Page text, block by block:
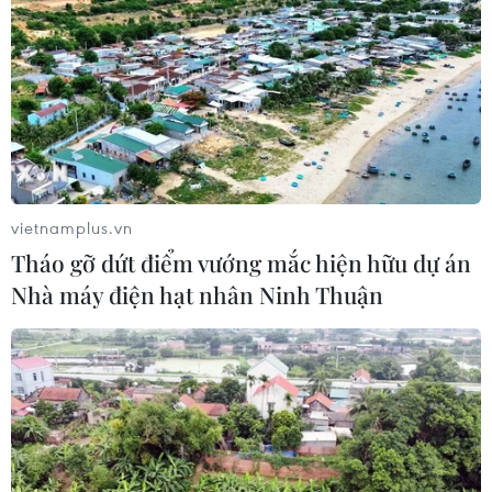
năng cân đối vốn 2 siêu dự án giao
thông
06/08/2026 07:00
TP Hồ Chí Minh: Dự án mở rộng
đường Phạm Văn Bạch vẫn dang dở
06/08/2026 06:56
Đầu tư hơn 6.209 tỷ đồng hoàn thiện
hạ tầng dùng chung Bến cảng Liên
Chiểu
06/08/2026 06:28
Quảng Trị: Xử phạt tài xế vượt đường
vietnamplus.vn
Tháo gỡ dứt điểm vướng mắc hiện hữu dự án
Nhà máy điện hạt nhân Ninh Thuận